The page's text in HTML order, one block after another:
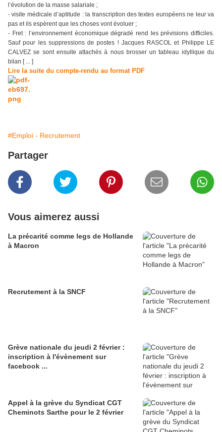
l’évolution de la masse salariale ;
- visite médicale d’aptitude : la transcription des textes européens ne leur va
pas et ils espèrent que les choses vont évoluer ;
- Fret : l’environnement économique dégradé rend les prévisions difficiles.
Sauf pour les suppressions de postes ! Jacques RASCOL et Philippe LE
CALVEZ se sont ensuite attachés à nous brosser un tableau idyllique du
bilan [ ... ]
Lire la suite du compte-rendu au format PDF
#Emploi - Recrutement
Partager
Vous aimerez aussi
La précarité comme legs de Hollande
à Macron
Recrutement à la SNCF
Grève nationale du jeudi 2 février :
inscription à l'évènement sur
facebook ...
Appel à la grève du Syndicat CGT
Cheminots Sarthe pour le 2 février